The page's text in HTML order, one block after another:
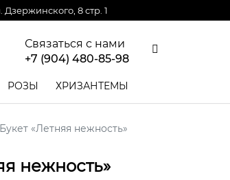
8 стр. 1
Связаться с нами
+7 (904) 480-85-98
РОЗЫ ХРИЗАНТЕМЫ
Букет «Летняя нежность»
нежность»